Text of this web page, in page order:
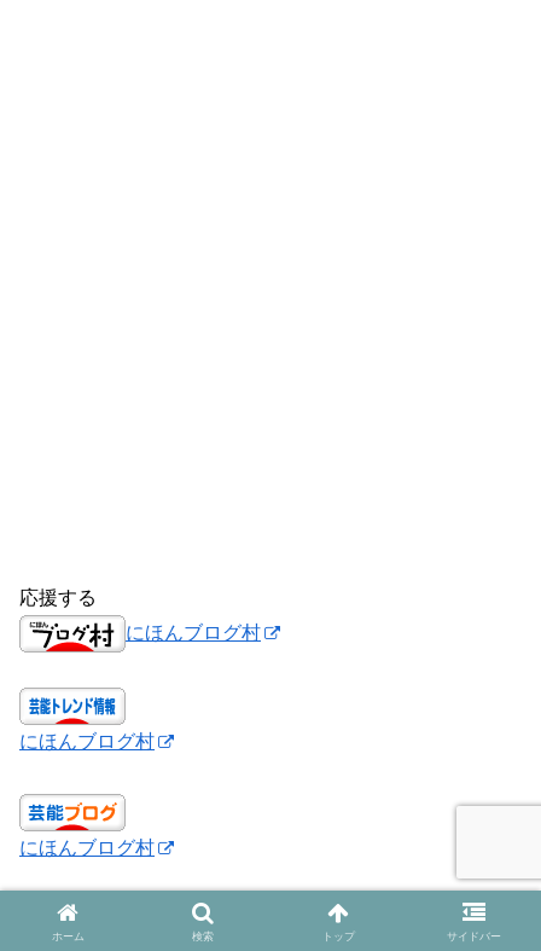
応援する
にほんブログ村
にほんブログ村
にほんブログ村
シェアする
ホーム 検索 トップ サイドバー